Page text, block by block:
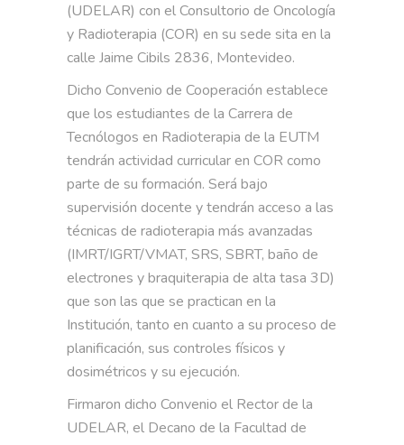
(UDELAR) con el Consultorio de Oncología
y Radioterapia (COR) en su sede sita en la
calle Jaime Cibils 2836, Montevideo.
Dicho Convenio de Cooperación establece
que los estudiantes de la Carrera de
Tecnólogos en Radioterapia de la EUTM
tendrán actividad curricular en COR como
parte de su formación. Será bajo
supervisión docente y tendrán acceso a las
técnicas de radioterapia más avanzadas
(IMRT/IGRT/VMAT, SRS, SBRT, baño de
electrones y braquiterapia de alta tasa 3D)
que son las que se practican en la
Institución, tanto en cuanto a su proceso de
planificación, sus controles físicos y
dosimétricos y su ejecución.
Firmaron dicho Convenio el Rector de la
UDELAR, el Decano de la Facultad de